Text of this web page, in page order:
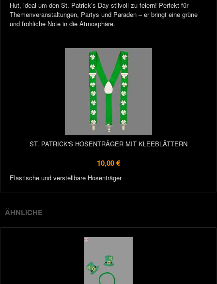
Hut, ideal um den St. Patrick’s Day stilvoll zu feiern! Perfekt für
Themenveranstaltungen, Partys und Paraden – er bringt eine grüne
und fröhliche Note in die Atmosphäre.
ST. PATRICK'S HOSENTRÄGER MIT KLEEBLÄTTERN
10,00 €
Elastische und verstellbare Hosenträger
ÄHNLICHE